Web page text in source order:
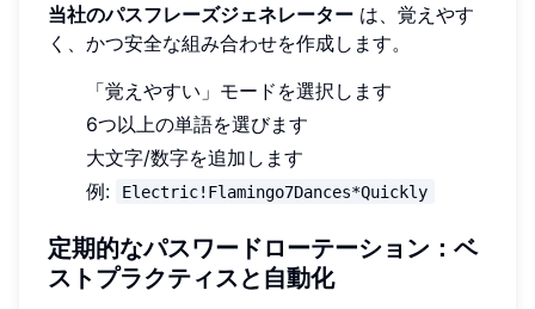
当社のパスフレーズジェネレーター は、覚えやす
く、かつ安全な組み合わせを作成します。
「覚えやすい」モードを選択します
6つ以上の単語を選びます
大文字/数字を追加します
例:
Electric!Flamingo7Dances*Quickly
定期的なパスワードローテーション：ベ
ストプラクティスと自動化